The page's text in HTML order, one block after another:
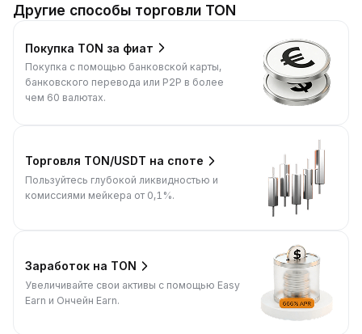
Другие способы торговли TON
Покупка TON за фиат
Покупка с помощью банковской карты,
банковского перевода или P2P в более
чем 60 валютах.
Торговля TON/USDT на споте
Пользуйтесь глубокой ликвидностью и
комиссиями мейкера от 0,1%.
Заработок на TON
Увеличивайте свои активы с помощью Easy
Earn и Ончейн Earn.